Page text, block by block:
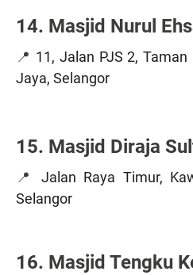
14. Masjid Nurul
📍 11, Jalan PJS 2,
Jaya, Selangor
15. Masjid Diraja
📍Jalan Raya Timur,
Selangor
16. Masjid Tengku